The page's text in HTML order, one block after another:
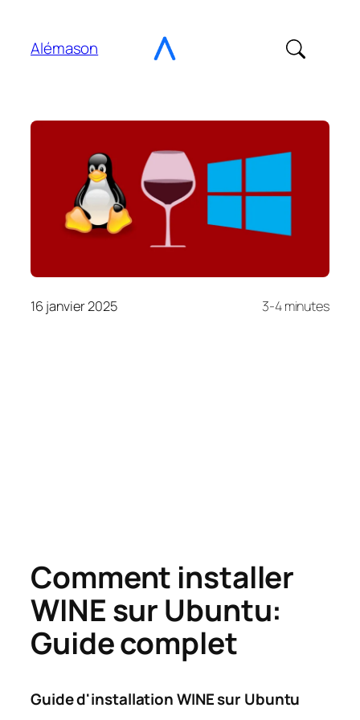
contenu
Alémason
16 janvier 2025 3-4 minutes
Comment installer
WINE sur Ubuntu:
Guide complet
Guide d'installation WINE sur Ubuntu